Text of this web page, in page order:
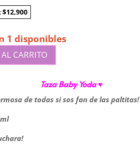
$12,900
1 disponibles
CARRITO
Taza Baby Yoda ♥
de todas si sos fan de las paltitas!